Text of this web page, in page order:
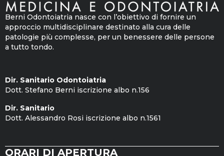
Berni Odontoiatria nasce con l’obiettivo di fornire un
approccio multidisciplinare destinato alla cura delle
patologie più complesse, per un benessere delle persone
a tutto tondo.
Dir. Sanitario Odontoiatria
Dott. Stefano Berni iscrizione albo n.156
Dir. Sanitario
Dott. Alessandro Rosi iscrizione albo n.1561
ORARI DI APERTURA